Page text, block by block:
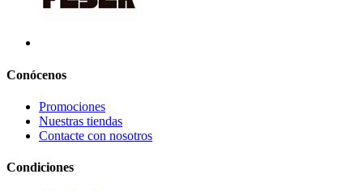
Conócenos
Promociones
Nuestras tiendas
Contacte con nosotros
Condiciones